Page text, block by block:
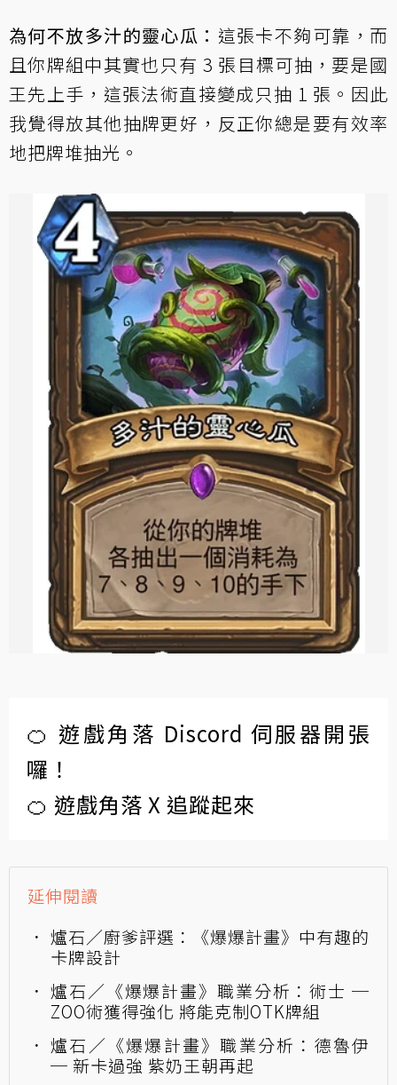
為何不放多汁的靈心瓜： 這張卡不夠可靠，而
且你牌組中其實也只有 3 張目標可抽，要是國
王先上手，這張法術直接變成只抽 1 張。因此
我覺得放其他抽牌更好，反正你總是要有效率
地把牌堆抽光。
🍊 遊戲角落 Discord 伺服器開張
囉！
🍊 遊戲角落 X 追蹤起來
延伸閱讀
爐石／廚爹評選：《爆爆計畫》中有趣的
卡牌設計
爐石／《爆爆計畫》職業分析：術士 ─
ZOO術獲得強化 將能克制OTK牌組
爐石／《爆爆計畫》職業分析：德魯伊
─ 新卡過強 紫奶王朝再起